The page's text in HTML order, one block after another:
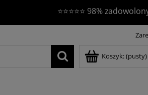
⭐⭐⭐⭐⭐ 98%
Koszyk:(pusty)